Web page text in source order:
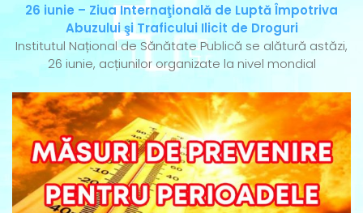
26 iunie – Ziua Internaţională de Luptă Împotriva
Abuzului şi Traficului Ilicit de Droguri
Institutul Național de Sănătate Publică se alătură astăzi,
26 iunie, acțiunilor organizate la nivel mondial